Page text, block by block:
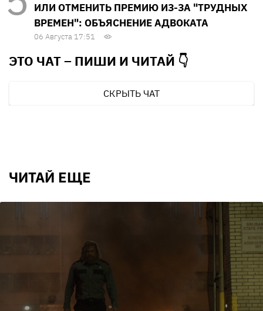
ИЛИ ОТМЕНИТЬ ПРЕМИЮ ИЗ-ЗА "ТРУДНЫХ
ВРЕМЕН": ОБЪЯСНЕНИЕ АДВОКАТА
06 Августа 17:51
ЭТО ЧАТ – ПИШИ И ЧИТАЙ 👇
СКРЫТЬ ЧАТ
ЧИТАЙ ЕЩЕ